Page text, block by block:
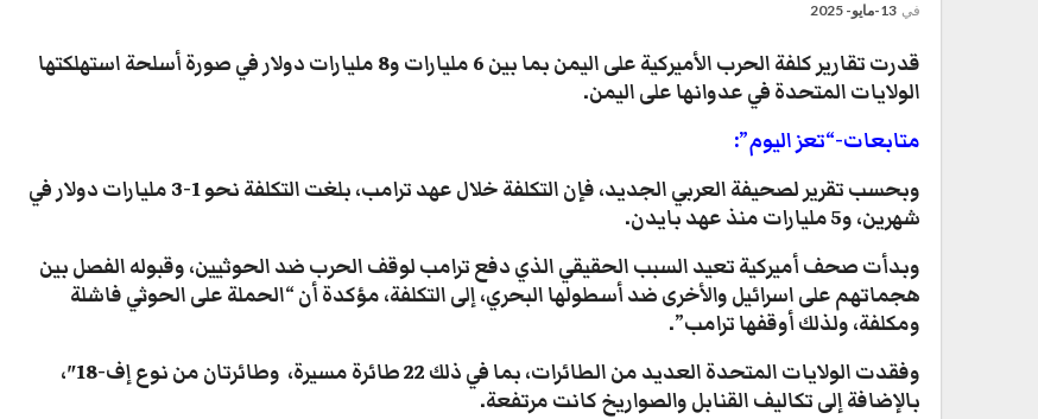
في 13-مايو- 2025
قدرت تقارير كلفة الحرب الأميركية على اليمن بما بين 6 مليارات و8 مليارات دولار في صورة أسلحة استهلكتها
الولايات المتحدة في عدوانها على اليمن.
متابعات-“تعز اليوم”:
وبحسب تقرير لصحيفة العربي الجديد، فإن التكلفة خلال عهد ترامب، بلغت التكلفة نحو 1-3 مليارات دولار في
شهرين، و5 مليارات منذ عهد بايدن.
وبدأت صحف أميركية تعيد السبب الحقيقي الذي دفع ترامب لوقف الحرب ضد الحوثيين، وقبوله الفصل بين
هجماتهم على اسرائيل والأخرى ضد أسطولها البحري، إلى التكلفة، مؤكدة أن “الحملة على الحوثي فاشلة
ومكلفة، ولذلك أوقفها ترامب”.
وفقدت الولايات المتحدة العديد من الطائرات، بما في ذلك 22 طائرة مسيرة، وطائرتان من نوع إف-18″،
بالإضافة إلى تكاليف القنابل والصواريخ كانت مرتفعة.
ويتركه في العناية المركزة
مسنة في جبل حبشي
28-يوليو- 2026